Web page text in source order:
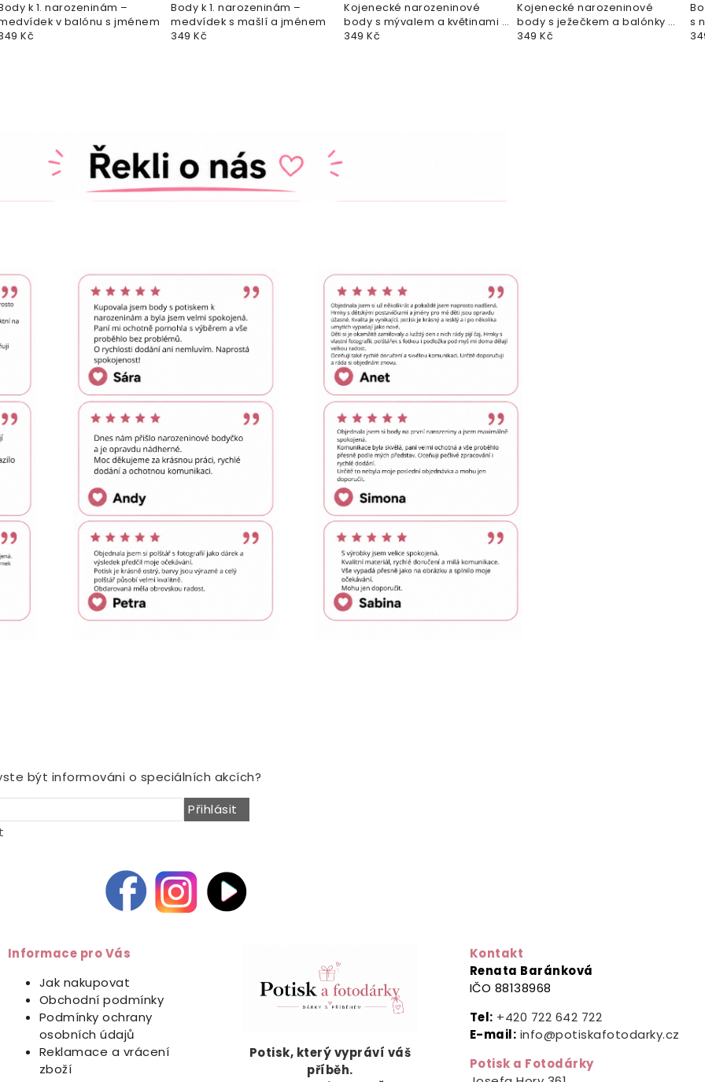
k 1. narozeninám –
v balónu s jménem
Kč
Body k 1. narozeninám –
medvídek s mašlí a jménem
349 Kč
Kojenecké narozeninové
body s mývalem a květinami –
první narozeniny
349 Kč
Kojenecké narozeninové
body s ježečkem a balónky –
první rok
349 Kč
s
být informováni o speciálních akcích?
Přihlásit
Informace pro Vás
Jak nakupovat
Obchodní podmínky
Podmínky ochrany
osobních údajů
Reklamace a vrácení
zboží
Potisk, který vypráví váš
příběh.
Kontakt
Renata Baránková
IČO 88138968
Tel: +420 722 642 722
E-mail: info@potiskafotodarky.cz
Potisk a Fotodárky